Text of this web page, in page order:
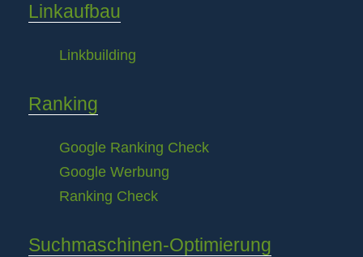
Linkaufbau
Linkbuilding
Ranking
Google Ranking Check
Google Werbung
Ranking Check
Suchmaschinen-Optimierung